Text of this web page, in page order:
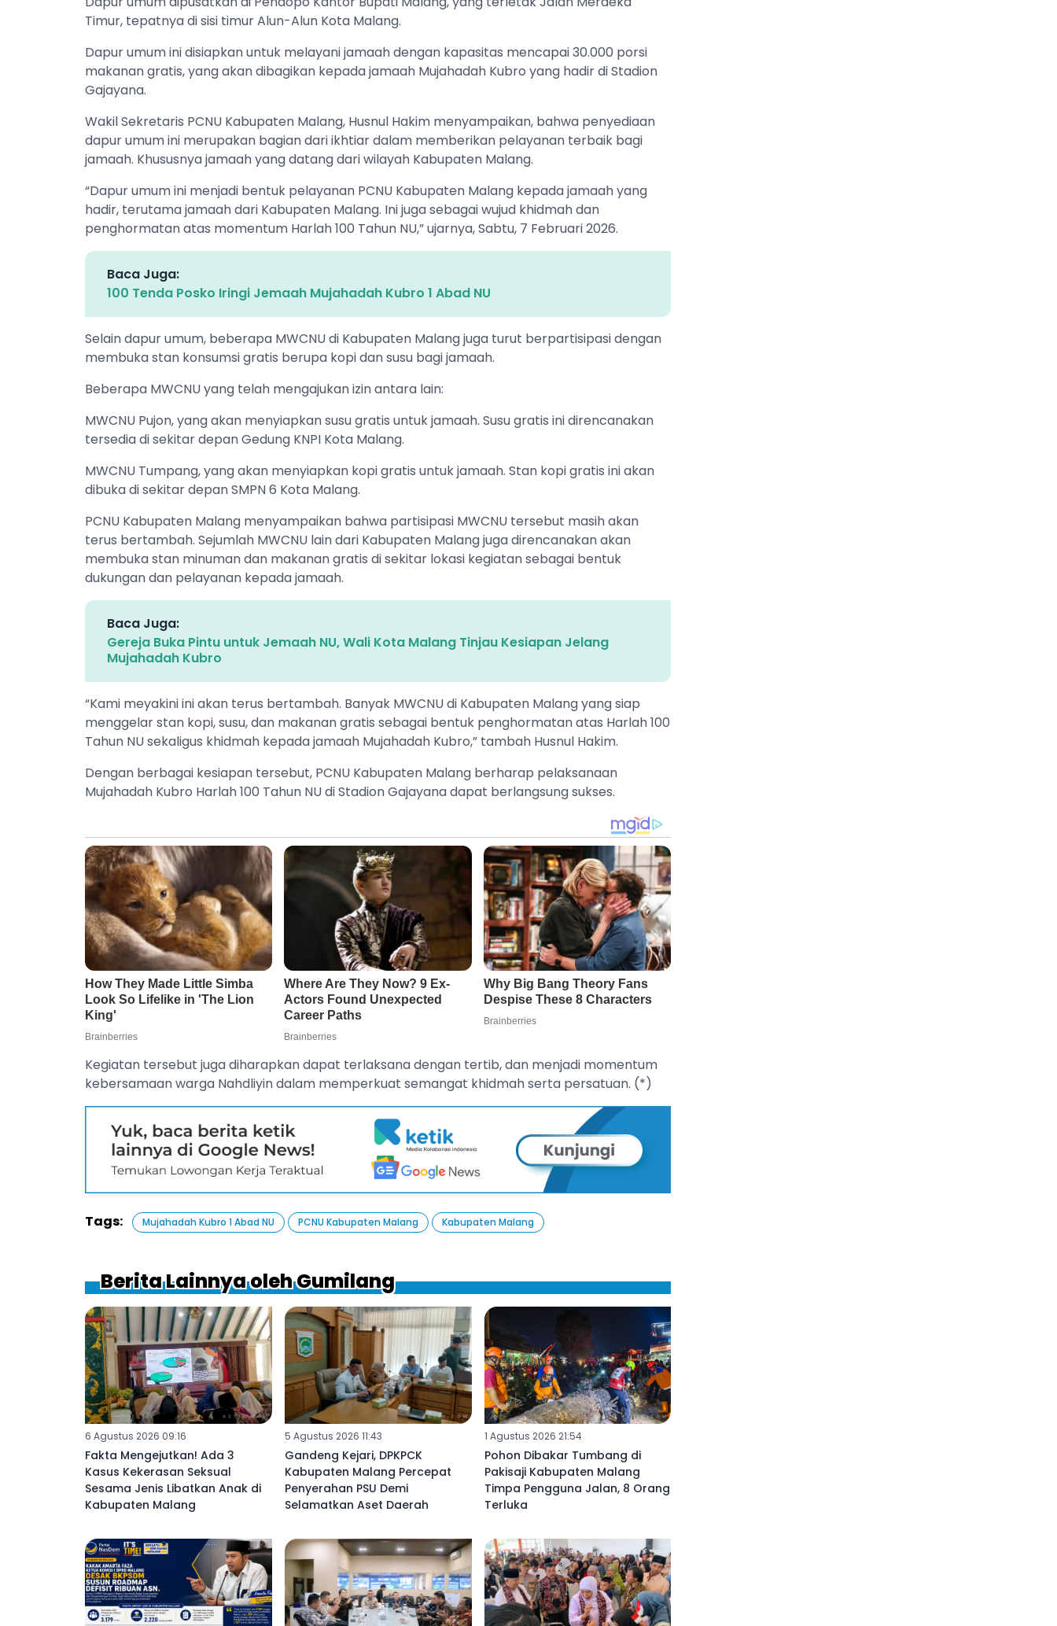
Timur, tepatnya di sisi timur Alun-Alun Kota Malang.
Dapur umum ini disiapkan untuk melayani jamaah dengan kapasitas mencapai 30.000 porsi
makanan gratis, yang akan dibagikan kepada jamaah Mujahadah Kubro yang hadir di Stadion
Gajayana.
Wakil Sekretaris PCNU Kabupaten Malang, Husnul Hakim menyampaikan, bahwa penyediaan
dapur umum ini merupakan bagian dari ikhtiar dalam memberikan pelayanan terbaik bagi
jamaah. Khususnya jamaah yang datang dari wilayah Kabupaten Malang.
“Dapur umum ini menjadi bentuk pelayanan PCNU Kabupaten Malang kepada jamaah yang
hadir, terutama jamaah dari Kabupaten Malang. Ini juga sebagai wujud khidmah dan
penghormatan atas momentum Harlah 100 Tahun NU,” ujarnya, Sabtu, 7 Februari 2026.
Baca Juga:
100 Tenda Posko Iringi Jemaah Mujahadah Kubro 1 Abad NU
Selain dapur umum, beberapa MWCNU di Kabupaten Malang juga turut berpartisipasi dengan
membuka stan konsumsi gratis berupa kopi dan susu bagi jamaah.
Beberapa MWCNU yang telah mengajukan izin antara lain:
MWCNU Pujon, yang akan menyiapkan susu gratis untuk jamaah. Susu gratis ini direncanakan
tersedia di sekitar depan Gedung KNPI Kota Malang.
MWCNU Tumpang, yang akan menyiapkan kopi gratis untuk jamaah. Stan kopi gratis ini akan
dibuka di sekitar depan SMPN 6 Kota Malang.
PCNU Kabupaten Malang menyampaikan bahwa partisipasi MWCNU tersebut masih akan
terus bertambah. Sejumlah MWCNU lain dari Kabupaten Malang juga direncanakan akan
membuka stan minuman dan makanan gratis di sekitar lokasi kegiatan sebagai bentuk
dukungan dan pelayanan kepada jamaah.
Baca Juga:
Gereja Buka Pintu untuk Jemaah NU, Wali Kota Malang Tinjau Kesiapan Jelang
Mujahadah Kubro
“Kami meyakini ini akan terus bertambah. Banyak MWCNU di Kabupaten Malang yang siap
menggelar stan kopi, susu, dan makanan gratis sebagai bentuk penghormatan atas Harlah 100
Tahun NU sekaligus khidmah kepada jamaah Mujahadah Kubro,” tambah Husnul Hakim.
Dengan berbagai kesiapan tersebut, PCNU Kabupaten Malang berharap pelaksanaan
Mujahadah Kubro Harlah 100 Tahun NU di Stadion Gajayana dapat berlangsung sukses.
Kegiatan tersebut juga diharapkan dapat terlaksana dengan tertib, dan menjadi momentum
kebersamaan warga Nahdliyin dalam memperkuat semangat khidmah serta persatuan. (*)
Tags: Mujahadah Kubro 1 Abad NU PCNU Kabupaten Malang Kabupaten Malang
Berita Lainnya oleh Gumilang
6 Agustus 2026 09:16
Fakta Mengejutkan! Ada 3
Kasus Kekerasan Seksual
Sesama Jenis Libatkan Anak di
Kabupaten Malang ‎
5 Agustus 2026 11:43
Gandeng Kejari, DPKPCK
Kabupaten Malang Percepat
Penyerahan PSU Demi
Selamatkan Aset Daerah ‎
1 Agustus 2026 21:54
Pohon Dibakar Tumbang di
Pakisaji Kabupaten Malang
Timpa Pengguna Jalan, 8 Orang
Terluka